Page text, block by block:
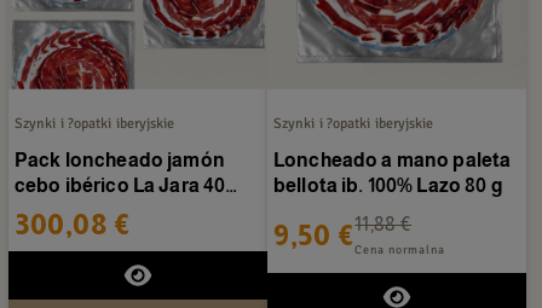
Szynki i ?opatki iberyjskie
Pack loncheado jamón
cebo ibérico La Jara 40
torebek
300,08 €
Szynki i ?opatki iberyjskie
Loncheado a mano paleta
bellota ib. 100% Lazo 80 g
9,50 €11,88 €
Cena normalna